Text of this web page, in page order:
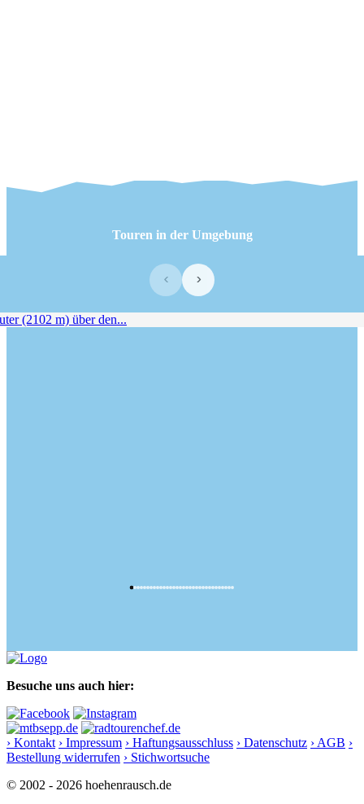
Touren in der Umgebung
‹ ›
Besuche uns auch hier:
› Kontakt › Impressum › Haftungsausschluss › Datenschutz › AGB ›
Bestellung widerrufen › Stichwortsuche
© 2002 - 2026 hoehenrausch.de